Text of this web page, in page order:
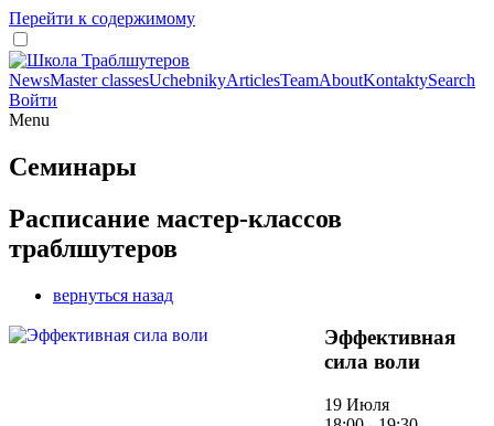
Перейти к содержимому
NewsMaster classesUchebnikyArticlesTeamAboutKontaktySearch
Войти
Menu
Семинары
Расписание мастер-классов
траблшутеров
вернуться назад
Эффективная
сила воли
19 Июля